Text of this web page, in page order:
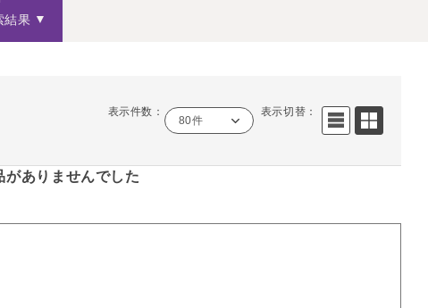
結果
表示件数：
80件
表示切替：
がありませんでした